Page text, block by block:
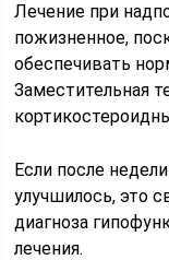
Лечение при
пожизненное,
обеспечивать
Заместительная
Если после
улучшилось, это
диагноза
лечения.